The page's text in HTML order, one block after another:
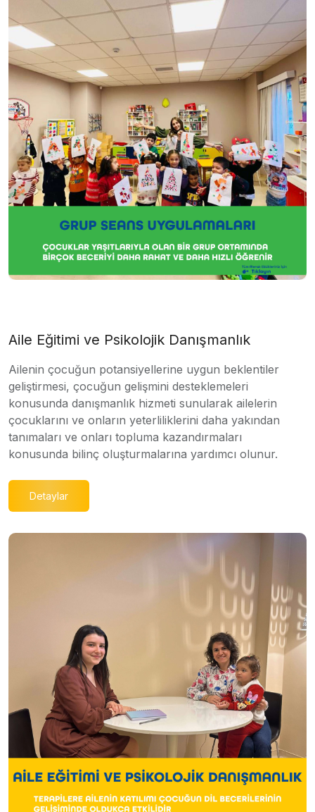
Aile Eğitimi ve Psikolojik Danışmanlık
Ailenin çocuğun potansiyellerine uygun beklentiler
geliştirmesi, çocuğun gelişmini desteklemeleri
konusunda danışmanlık hizmeti sunularak ailelerin
çocuklarını ve onların yeterliliklerini daha yakından
tanımaları ve onları topluma kazandırmaları
konusunda bilinç oluşturmalarına yardımcı olunur.
Detaylar